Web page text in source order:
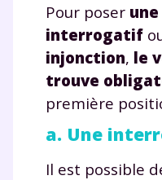
Pour poser
interrogatif
injonction, le
trouve
première
a. Une
Il est possible